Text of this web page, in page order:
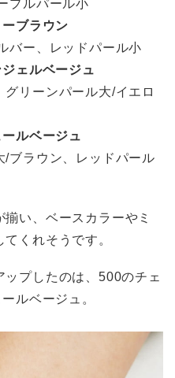
ブラウン
バー、レッドパール小
ェルベージュ
リーンパール大/イエロ
ルベージュ
ブラウン、レッドパール
い、ベースカラーやミ
くれそうです。
プしたのは、500のチェ
ルベージュ。